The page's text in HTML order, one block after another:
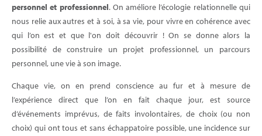
personnel et professionnel. On améliore l’écologie relationnelle qui
nous relie aux autres et à soi, à sa vie, pour vivre en cohérence avec
qui l’on est et que l'on doit découvrir ! On se donne alors la
possibilité de construire un projet professionnel, un parcours
personnel, une vie à son image.
Chaque vie, on en prend conscience au fur et à mesure de
l’expérience direct que l’on en fait chaque jour, est source
d’événements imprévus, de faits involontaires, de choix (ou non
choix) qui ont tous et sans échappatoire possible, une incidence sur